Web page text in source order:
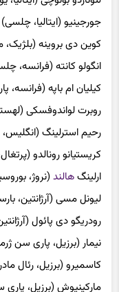
جورجینیو (ایتالیا، چلسی)
کوین دی بروینه
انگولو کانته (فرانسه،
کیلیان ام باپه (فرانسه،
روبرت لواندوفسکی
رحیم استرلینگ
کریستیانو رونالدو
ارلینگهالند(نروژ،
لیونل مسی (آرژانتین،
رودریگو دی پائول
نیمار (برزیل، پاری سن
کاسمیرو (برزیل، رئال
مارکینیوش (برزیل،